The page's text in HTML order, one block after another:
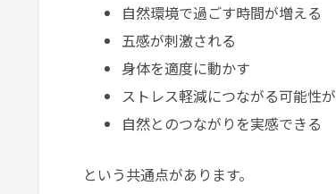
自然環境で過ごす時間が増える
五感が刺激される
身体を適度に動かす
ストレス軽減につながる可能性
自然とのつながりを実感できる
という共通点があります。